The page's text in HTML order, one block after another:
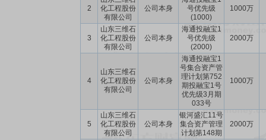
2
化工程股份
有限公司
公司本身
号优先级
(1000)
1000万
3
山东三维石
化工程股份
有限公司
公司本身
海通投融宝1
号优先级
(2000)
2000万
4
山东三维石
化工程股份
有限公司
公司本身
海通投融宝1
号集合资产管
理计划第752
期投融宝1号
优先级3月期
033号
1000万
5
山东三维石
化工程股份
有限公司
公司本身
银河盛汇11号
集合资产管理
计划第148期
2000万